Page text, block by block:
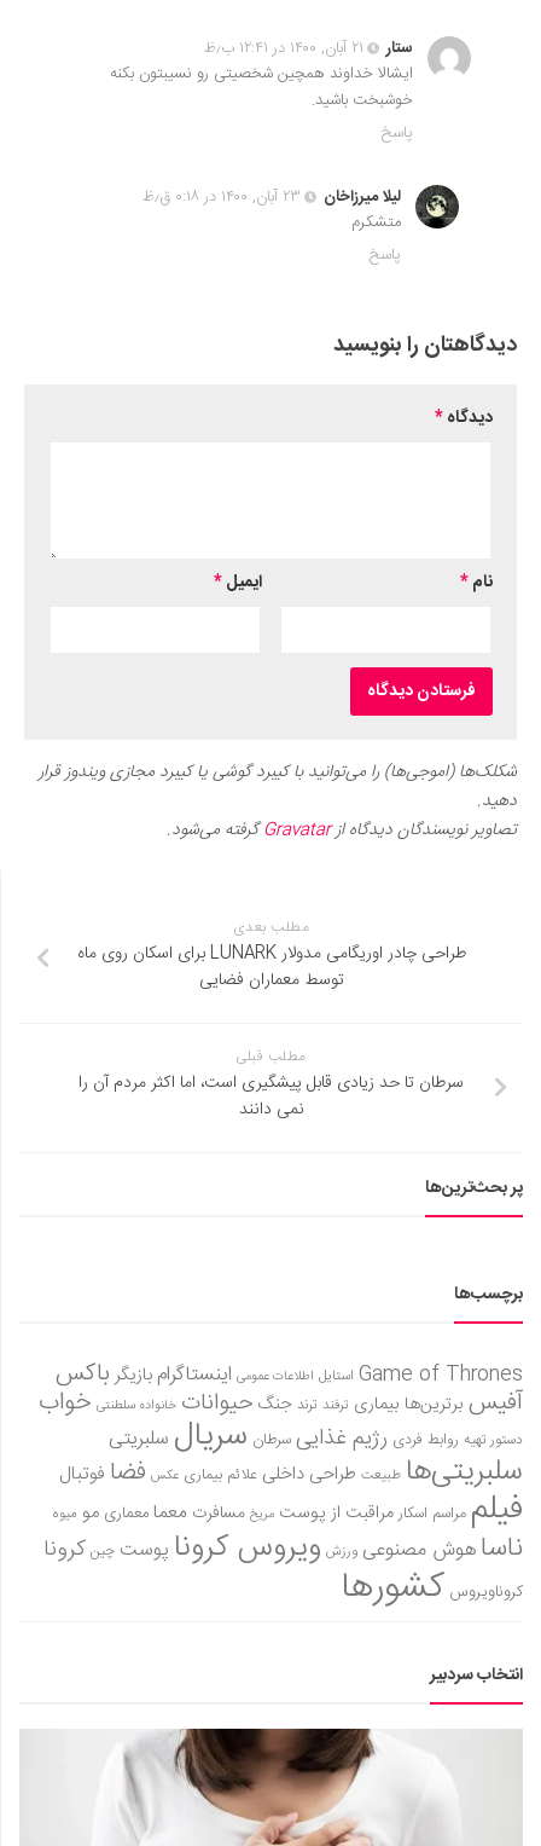
ستار
۲۱ آبان, ۱۴۰۰ در ۱۲:۴۱ ب٫ظ
ایشالا خداوند همچین شخصیتی رو نسیبتون بکنه
خوشبخت باشید.
پاسخ
لیلا میرزاخان
۲۳ آبان, ۱۴۰۰ در ۰:۱۸ ق٫ظ
متشکرم
پاسخ
دیدگاهتان را بنویسید
دیدگاه*
نام* ایمیل*
شکلک‌ها (اموجی‌ها) را می‌توانید با کیبرد گوشی یا کیبرد مجازی ویندوز قرار
دهید.
تصاویر نویسندگان دیدگاه ازGravatarگرفته می‌شود.
مطلب بعدی
طراحی چادر اوریگامی مدولار LUNARK برای اسکان روی ماه
توسط معماران فضایی
مطلب قبلی
سرطان تا حد زیادی قابل پیشگیری است، اما اکثر مردم آن را
نمی دانند
پر بحث‌ترین‌ها
برچسب‌ها
Game of Thrones استایل اطلاعات عمومی اینستاگرام بازیگر باکس
آفیس برترین‌ها بیماری ترفند ترند جنگ حیوانات خانواده سلطنتی خواب
دستور تهیه روابط فردی رژیم غذاییسرطان سریال سلبریتی
سلبریتی‌ها طبیعت طراحی داخلی علائم بیماری عکس فضا فوتبال
فیلم مراسم اسکارمراقبت از پوست مریخ مسافرت معمامعماری مو میوه
ناساهوش مصنوعی ورزش ویروس کرونا پوست چین کرونا
کروناویروس کشورها
انتخاب سردبیر